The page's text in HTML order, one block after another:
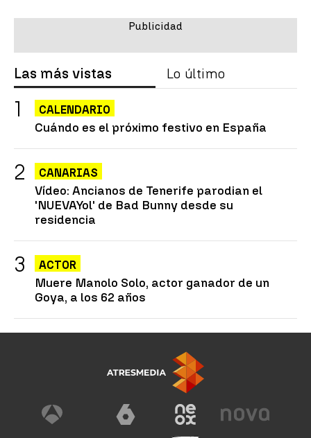
Las más vistas Lo último
CALENDARIO
Cuándo es el próximo festivo en España
CANARIAS
Vídeo: Ancianos de Tenerife parodian el
'NUEVAYol' de Bad Bunny desde su
residencia
ACTOR
Muere Manolo Solo, actor ganador de un
Goya, a los 62 años